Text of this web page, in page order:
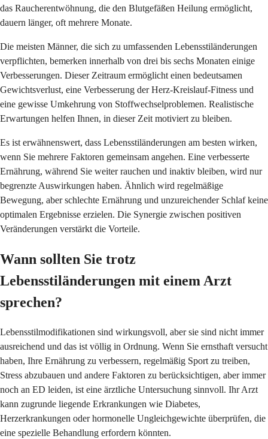
das Raucherentwöhnung, die den Blutgefäßen Heilung ermöglicht,
dauern länger, oft mehrere Monate.
Die meisten Männer, die sich zu umfassenden Lebensstiländerungen
verpflichten, bemerken innerhalb von drei bis sechs Monaten einige
Verbesserungen. Dieser Zeitraum ermöglicht einen bedeutsamen
Gewichtsverlust, eine Verbesserung der Herz-Kreislauf-Fitness und
eine gewisse Umkehrung von Stoffwechselproblemen. Realistische
Erwartungen helfen Ihnen, in dieser Zeit motiviert zu bleiben.
Es ist erwähnenswert, dass Lebensstiländerungen am besten wirken,
wenn Sie mehrere Faktoren gemeinsam angehen. Eine verbesserte
Ernährung, während Sie weiter rauchen und inaktiv bleiben, wird nur
begrenzte Auswirkungen haben. Ähnlich wird regelmäßige
Bewegung, aber schlechte Ernährung und unzureichender Schlaf keine
optimalen Ergebnisse erzielen. Die Synergie zwischen positiven
Veränderungen verstärkt die Vorteile.
Wann sollten Sie trotz
Lebensstiländerungen mit einem Arzt
sprechen?
Lebensstilmodifikationen sind wirkungsvoll, aber sie sind nicht immer
ausreichend und das ist völlig in Ordnung. Wenn Sie ernsthaft versucht
haben, Ihre Ernährung zu verbessern, regelmäßig Sport zu treiben,
Stress abzubauen und andere Faktoren zu berücksichtigen, aber immer
noch an ED leiden, ist eine ärztliche Untersuchung sinnvoll. Ihr Arzt
kann zugrunde liegende Erkrankungen wie Diabetes,
Herzerkrankungen oder hormonelle Ungleichgewichte überprüfen, die
eine spezielle Behandlung erfordern könnten.